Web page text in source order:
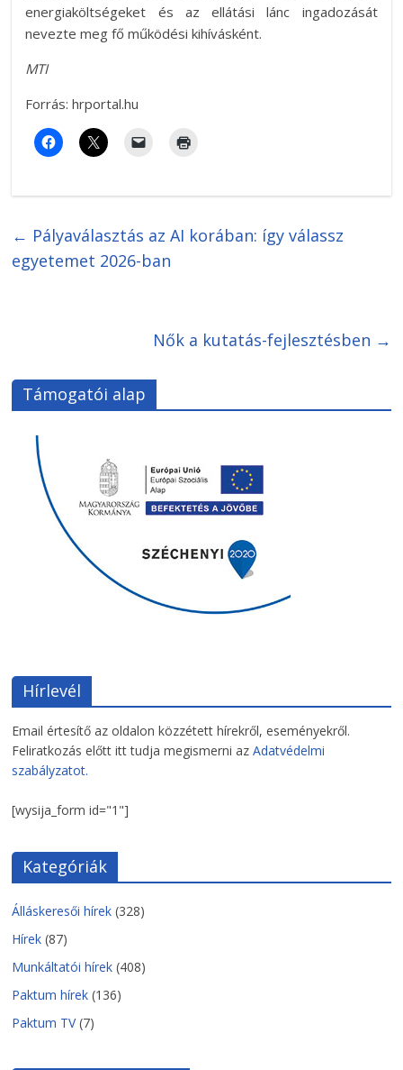
energiaköltségeket és az ellátási lánc ingadozását
nevezte meg fő működési kihívásként.
MTI
Forrás: hrportal.hu
← Pályaválasztás az AI korában: így válassz
egyetemet 2026-ban
Nők a kutatás-fejlesztésben →
Támogatói alap
Hírlevél
Email értesítő az oldalon közzétett hírekről, eseményekről.
Feliratkozás előtt itt tudja megismerni azAdatvédelmi
szabályzatot.
[wysija_form id="1"]
Kategóriák
Álláskeresői hírek (328)
Hírek (87)
Munkáltatói hírek (408)
Paktum hírek (136)
Paktum TV(7)